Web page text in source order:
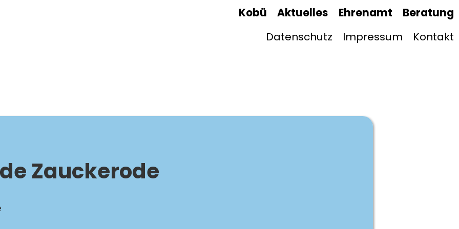
Kobü Aktuelles Ehrenamt Beratung
Datenschutz Impressum Kontakt
Zauckerode